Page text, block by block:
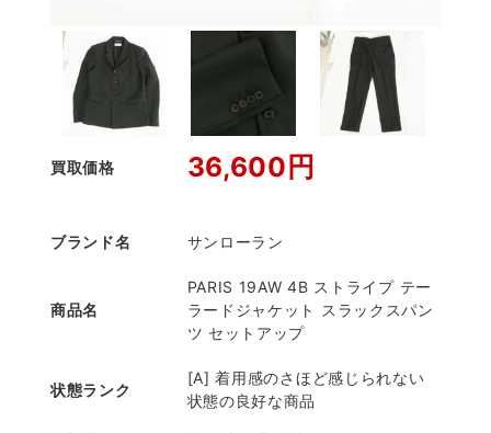
買取価格 36,600円
ブランド名 サンローラン
商品名
PARIS 19AW 4B ストライプ テー
ラードジャケット スラックスパン
ツ セットアップ
状態ランク
[A] 着用感のさほど感じられない
状態の良好な商品